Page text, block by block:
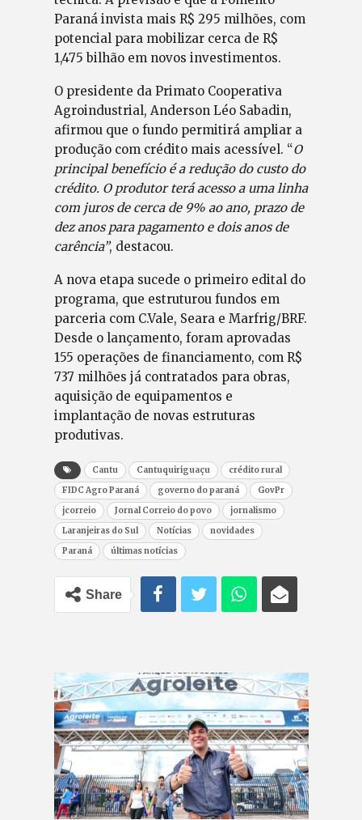
Paraná invista mais R$ 295 milhões, com
potencial para mobilizar cerca de R$
1,475 bilhão em novos investimentos.
O presidente da Primato Cooperativa
Agroindustrial, Anderson Léo Sabadin,
afirmou que o fundo permitirá ampliar a
produção com crédito mais acessível. “O
principal benefício é a redução do custo do
crédito. O produtor terá acesso a uma linha
com juros de cerca de 9% ao ano, prazo de
dez anos para pagamento e dois anos de
carência”, destacou.
A nova etapa sucede o primeiro edital do
programa, que estruturou fundos em
parceria com C.Vale, Seara e Marfrig/BRF.
Desde o lançamento, foram aprovadas
155 operações de financiamento, com R$
737 milhões já contratados para obras,
aquisição de equipamentos e
implantação de novas estruturas
produtivas.
Cantu Cantuquiriguaçu
crédito rural
FIDC Agro Paraná
governo do paraná
GovPr
jcorreio
Jornal Correio do povo
jornalismo
Laranjeiras do Sul
Notícias
novidades
Paraná
últimas notícias
Share